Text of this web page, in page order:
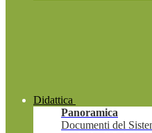
Didattica
Panoramica
Documenti del